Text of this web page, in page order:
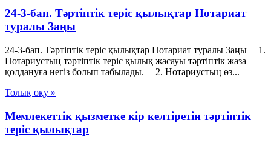
24-3-бап. Тәртіптік теріс қылықтар Нотариат
туралы Заңы
24-3-бап. Тәртіптік теріс қылықтар Нотариат туралы Заңы 1.
Нотариустың тәртіптік теріс қылық жасауы тәртіптік жаза
қолдануға негіз болып табылады. 2. Нотариустың өз...
Толық оқу »
Мемлекеттік қызметке кір келтіретін тәртіптік
теріс қылықтар